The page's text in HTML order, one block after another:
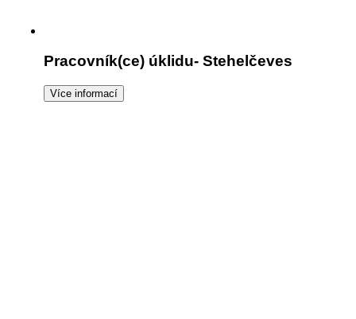
Pracovník(ce) úklidu- Stehelčeves